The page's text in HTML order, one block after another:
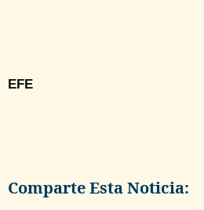
EFE
Comparte Esta Noticia: